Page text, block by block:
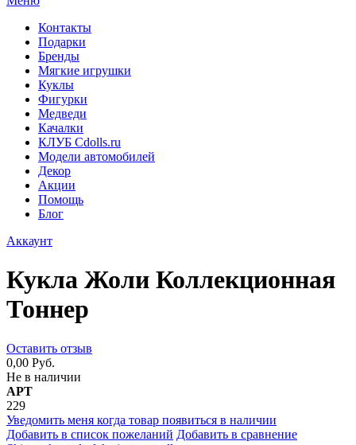
Контакты
Подарки
Бренды
Мягкие игрушки
Куклы
Фигурки
Медведи
Качалки
КЛУБ Cdolls.ru
Модели автомобилей
Декор
Акции
Помощь
Блог
Аккаунт
Кукла Жоли Коллекционная
Тоннер
Оставить отзыв
0,00 Руб.
Не в наличии
АРТ
229
Уведомить меня когда товар появиться в наличии
Добавить в список пожеланий Добавить в сравнение